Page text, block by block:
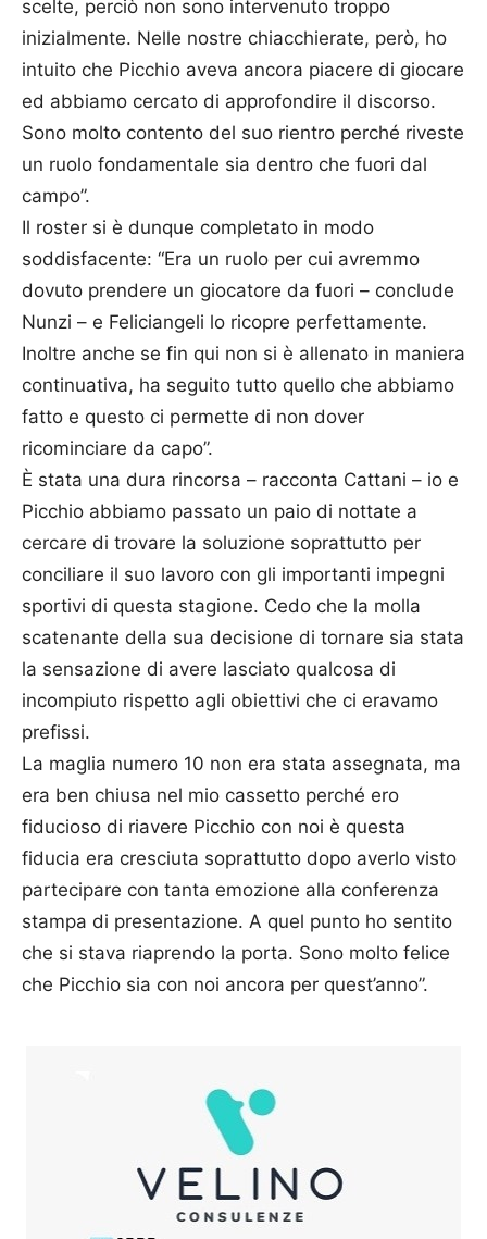
scelte, perciò non sono intervenuto troppo
inizialmente. Nelle nostre chiacchierate, però, ho
intuito che Picchio aveva ancora piacere di giocare
ed abbiamo cercato di approfondire il discorso.
Sono molto contento del suo rientro perché riveste
un ruolo fondamentale sia dentro che fuori dal
campo”.
Il roster si è dunque completato in modo
soddisfacente: “Era un ruolo per cui avremmo
dovuto prendere un giocatore da fuori – conclude
Nunzi – e Feliciangeli lo ricopre perfettamente.
Inoltre anche se fin qui non si è allenato in maniera
continuativa, ha seguito tutto quello che abbiamo
fatto e questo ci permette di non dover
ricominciare da capo”.
È stata una dura rincorsa – racconta Cattani – io e
Picchio abbiamo passato un paio di nottate a
cercare di trovare la soluzione soprattutto per
conciliare il suo lavoro con gli importanti impegni
sportivi di questa stagione. Cedo che la molla
scatenante della sua decisione di tornare sia stata
la sensazione di avere lasciato qualcosa di
incompiuto rispetto agli obiettivi che ci eravamo
prefissi.
La maglia numero 10 non era stata assegnata, ma
era ben chiusa nel mio cassetto perché ero
fiducioso di riavere Picchio con noi è questa
fiducia era cresciuta soprattutto dopo averlo visto
partecipare con tanta emozione alla conferenza
stampa di presentazione. A quel punto ho sentito
che si stava riaprendo la porta. Sono molto felice
che Picchio sia con noi ancora per quest’anno”.